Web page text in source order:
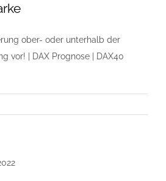
ober- oder unterhalb der
vor! | DAX Prognose | DAX40